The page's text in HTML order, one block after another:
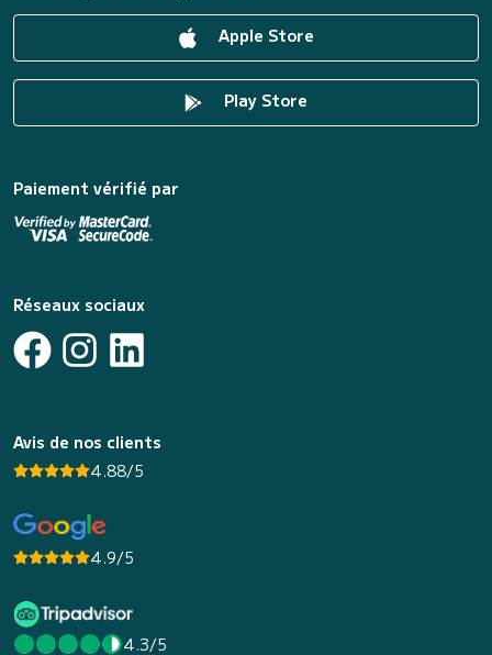
Apple Store
Play Store
Paiement vérifié par
Réseaux sociaux
Avis de nos clients
4.88/5
4.9/5
4.3/5